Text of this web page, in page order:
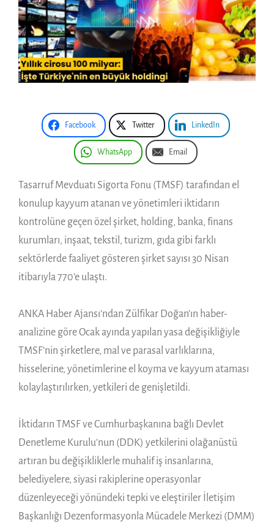
Facebook Twitter LinkedIn
WhatsApp Email
Tasarruf Mevduatı Sigorta Fonu (TMSF) tarafından el
konulup kayyum atanan ve yönetimleri iktidarın
kontrolüne geçen özel şirket, holding, banka, finans
kurumları, inşaat, tekstil, turizm, gıda gibi farklı
sektörlerde faaliyet gösteren şirket sayısı 30 Nisan
itibarıyla 770’e ulaştı.
ANKA Haber Ajansı’ndan Zülfikar Doğan’ın haber-
analizine göre Ocak ayında yapılan yasa değişikliğiyle
TMSF’nin şirketlere, mal ve parasal varlıklarına,
hisselerine, yönetimlerine el koyma ve kayyum ataması
kolaylaştırılırken, yetkileri de genişletildi.
İktidarın TMSF ve Cumhurbaşkanına bağlı Devlet
Denetleme Kurulu’nun (DDK) yetkilerini olağanüstü
artıran bu değişikliklerle muhalif iş insanlarına,
belediyelere, siyasi rakiplerine operasyonlar
düzenleyeceği yönündeki tepki ve eleştiriler İletişim
Başkanlığı Dezenformasyonla Mücadele Merkezi (DMM)